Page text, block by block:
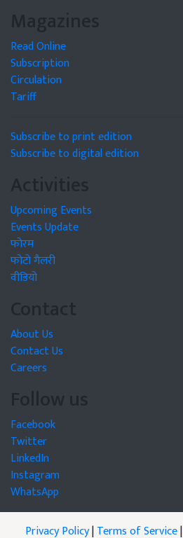
Magazines
Read Online
Subscription
Circulation
Tariff
Subscribe to print edition
Subscribe to digital edition
Activities
Upcoming Events
Events Update
फोरम
फोटो गैलरी
वीडियो
Contact
About Us
Contact Us
Careers
Follow us
Facebook
Twitter
LinkedIn
Instagram
WhatsApp
Privacy Policy|Terms of Service|